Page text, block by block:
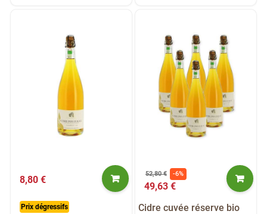
8,80 €
Prix dégressifs
49,63 €
52,80 € -6%
Cidre cuvée réserve bio